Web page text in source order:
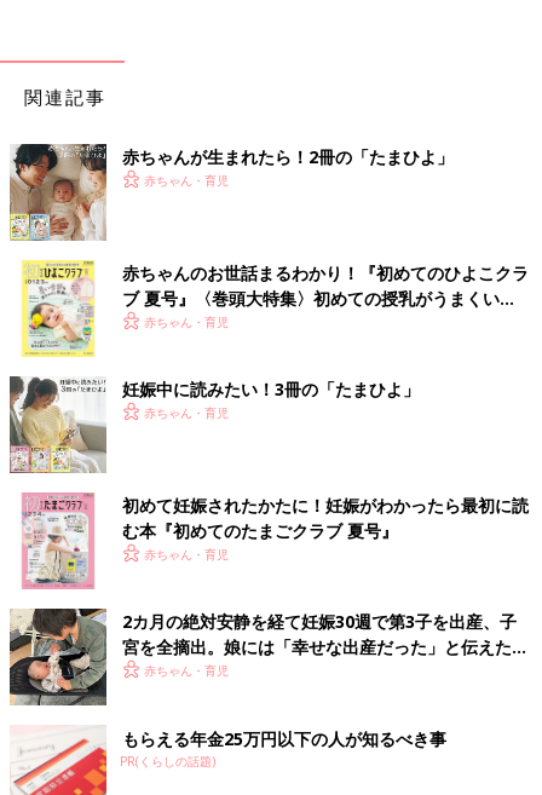
関連記事
赤ちゃんが生まれたら！2冊の「たまひよ」
赤ちゃん・育児
赤ちゃんのお世話まるわかり！『初めてのひよこクラ
ブ 夏号』〈巻頭大特集〉初めての授乳がうまくい
く！ おっぱい・ミルクの基本と夏のトラブル 解決テ
赤ちゃん・育児
妊娠中に読みたい！3冊の「たまひよ」
赤ちゃん・育児
初めて妊娠されたかたに！妊娠がわかったら最初に読
む本『初めてのたまごクラブ 夏号』
赤ちゃん・育児
2カ月の絶対安静を経て妊娠30週で第3子を出産、子
宮を全摘出。娘には「幸せな出産だった」と伝えたい
【極低出生体重児】
赤ちゃん・育児
もらえる年金25万円以下の人が知るべき事
PR(くらしの話題)